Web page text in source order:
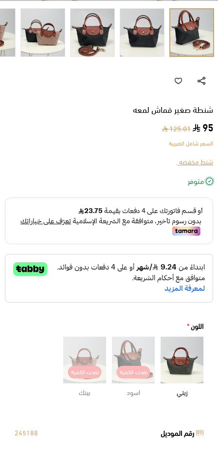
شنطة صغير قماش لمعه
95
125.01
السعر شامل الضريبة
شنط مخفضه ,
متوفر
اللون*
زيتي
نفدت الكمية
اسود
نفدت الكمية
بينك
رقم الموديل 245188